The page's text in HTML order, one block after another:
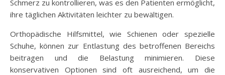
Schmerz zu kontrollieren, was es den Patienten ermöglicht,
ihre täglichen Aktivitäten leichter zu bewältigen.
Orthopädische Hilfsmittel, wie Schienen oder spezielle
Schuhe, können zur Entlastung des betroffenen Bereichs
beitragen und die Belastung minimieren. Diese
konservativen Optionen sind oft ausreichend, um die